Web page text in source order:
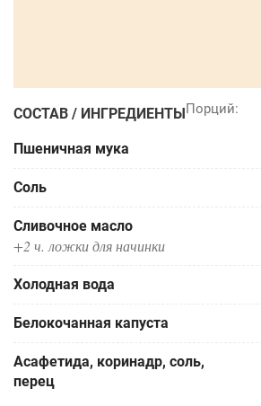
СОСТАВ / ИНГРЕДИЕНТЫ
Пшеничная мука
Соль
Сливочное масло
+2 ч. ложки для начинки
Холодная вода
Белокочанная капуста
Асафетида, коринадр, соль,
перец